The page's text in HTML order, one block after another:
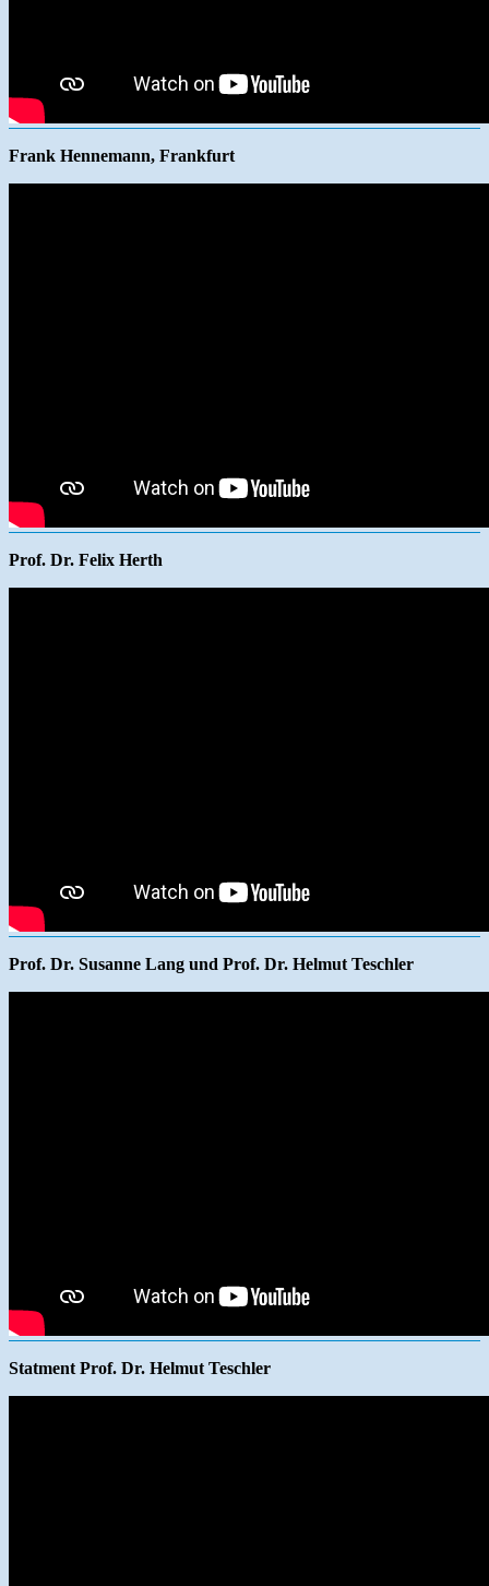
Frank Hennemann, Frankfurt
Prof. Dr. Felix Herth
Prof. Dr. Susanne Lang und Prof. Dr. Helmut Teschler
Statment Prof. Dr. Helmut Teschler